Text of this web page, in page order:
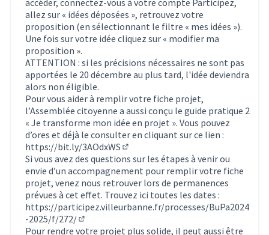
allez sur « idées déposées », retrouvez votre
proposition (en sélectionnant le filtre « mes idées »).
Une fois sur votre idée cliquez sur « modifier ma
proposition ».
ATTENTION : si les précisions nécessaires ne sont pas
apportées le 20 décembre au plus tard, l'idée deviendra
alors non éligible.
Pour vous aider à remplir votre fiche projet,
l’Assemblée citoyenne a aussi conçu le guide pratique 2
« Je transforme mon idée en projet ». Vous pouvez
d’ores et déjà le consulter en cliquant sur ce lien :
https://bit.ly/3AOdxWS
(Lien externe)
Si vous avez des questions sur les étapes à venir ou
envie d’un accompagnement pour remplir votre fiche
projet, venez nous retrouver lors de permanences
prévues à cet effet. Trouvez ici toutes les dates :
https://participez.villeurbanne.fr/processes/BuPa2024
-2025/f/272/
(S'ouvre dans un nouvel onglet)
Pour rendre votre projet plus solide, il peut aussi être